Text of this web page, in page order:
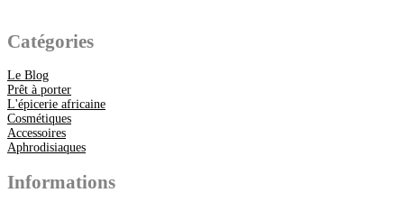
Catégories
Le Blog
Prêt à porter
L'épicerie africaine
Cosmétiques
Accessoires
Aphrodisiaques
Informations